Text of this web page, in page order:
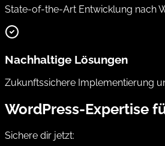
State-of-the-Art Entwicklung nach
Nachhaltige Lösungen
Zukunftssichere Implementierung
WordPress-Expertise
Sichere dir jetzt: